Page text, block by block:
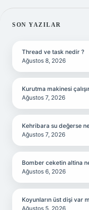
SIDEBAR
SON YAZILAR
Thread ve task nedir ?
Ağustos 8, 2026
Kurutma makinesi
Ağustos 7, 2026
Kehribara su değerse
Ağustos 7, 2026
Bomber ceketin altina
Ağustos 6, 2026
Koyunların üst dişi var
Ağustos 5, 2026